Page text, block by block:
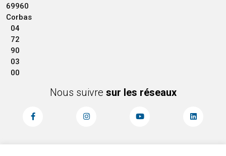
69960
Corbas
04
72
90
03
00
Nous suivre sur les réseaux